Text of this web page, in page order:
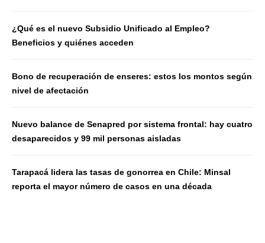
¿Qué es el nuevo Subsidio Unificado al Empleo?
Beneficios y quiénes acceden
Bono de recuperación de enseres: estos los montos según
nivel de afectación
Nuevo balance de Senapred por sistema frontal: hay cuatro
desaparecidos y 99 mil personas aisladas
Tarapacá lidera las tasas de gonorrea en Chile: Minsal
reporta el mayor número de casos en una década